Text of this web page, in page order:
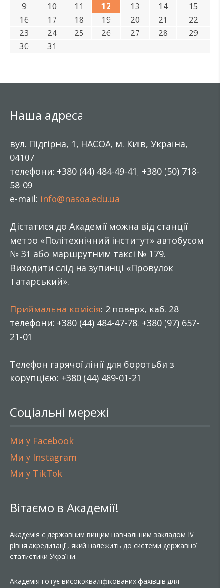
9
10 11 12 13 14
15
16
17 18 19 20 21
22
23
24 25 26 27 28
29
30
31
Наша адреса
вул. Підгірна, 1, НАСОА, м. Київ, Україна,
04107
телефони: +380 (44) 484-49-41, +380 (50) 718-
58-09
e-mail: info@nasoa.edu.ua
Дістатися до Академії можна від станції
метро «Політехнічний інститут» автобусом
№ 31 або маршрутним таксі № 179.
Виходити слід на зупинці «Провулок
Татарський».
Приймальна комісія: 2 поверх, каб. 28
телефони: +380 (44) 484-47-78, +380 (97) 657-
21-01
Телефон гарячої лінії для боротьби з
корупцією: +380 (44) 489-01-21
Соціальні мережі
Ми у Facebook
Ми у Instagram
Ми у TikTok
Вітаємо в Академії!
Академія є державним вищим навчальним закладом IV
рівня акредитації, який належить до системи державної
статистики України.
Академія готує висококваліфікованих фахівців для